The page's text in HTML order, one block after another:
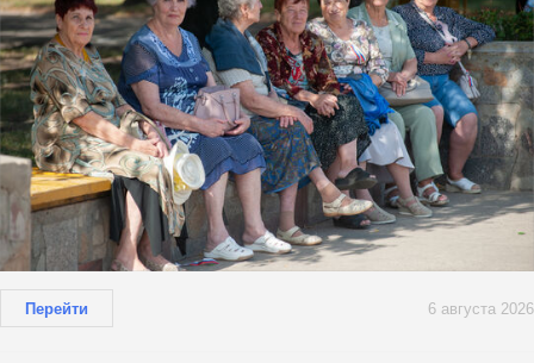
Перейти 6 августа 2026